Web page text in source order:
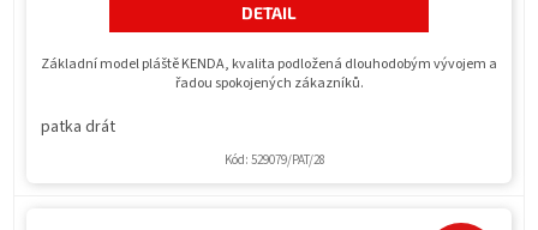
DETAIL
Základní model pláště KENDA, kvalita podložená dlouhodobým vývojem a
řadou spokojených zákazníků.
patka drát
Kód: 529079/PAT/28